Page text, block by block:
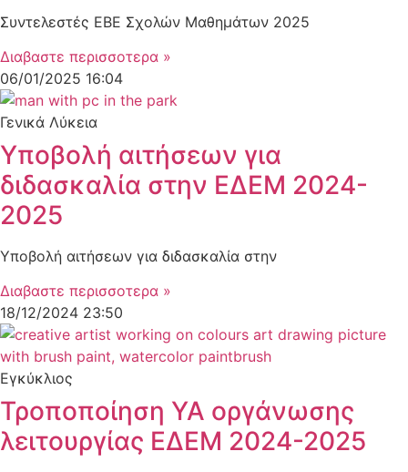
Συντελεστές ΕΒΕ Σχολών Μαθημάτων 2025
Διαβαστε περισσοτερα »
06/01/2025 16:04
Γενικά Λύκεια
Υποβολή αιτήσεων για
διδασκαλία στην ΕΔΕΜ 2024-
2025
Υποβολή αιτήσεων για διδασκαλία στην
Διαβαστε περισσοτερα »
18/12/2024 23:50
Εγκύκλιος
Τροποποίηση ΥΑ οργάνωσης
λειτουργίας ΕΔΕΜ 2024-2025